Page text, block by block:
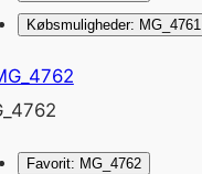
Købsmuligheder: MG_4761
Favorit: MG_4762